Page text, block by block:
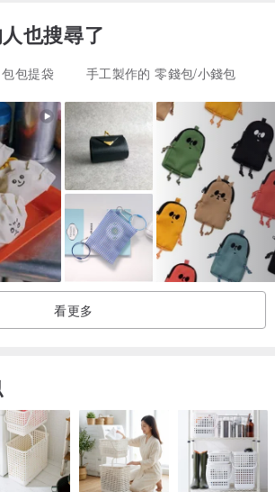
廠Badalassi Carlo Pueblo leather
橄欖綠，葡萄紫，星河藍，栗子棕，櫻花
x 深0.5cm
x 深0.5cm
作約需14個工作天
也搜尋了
包包提袋 手工製作的 零錢包/小錢包
看更多